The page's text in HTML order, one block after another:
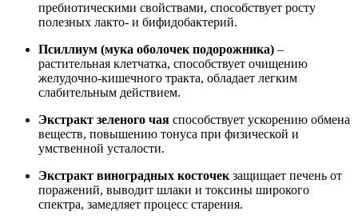
пребиотическими свойствами, способствует росту
полезных лакто- и бифидобактерий.
Псиллиум (мука оболочек подорожника) –
растительная клетчатка, способствует очищению
желудочно-кишечного тракта, обладает легким
слабительным действием.
Экстракт зеленого чая способствует ускорению обмена
веществ, повышению тонуса при физической и
умственной усталости.
Экстракт виноградных косточек защищает печень от
поражений, выводит шлаки и токсины широкого
спектра, замедляет процесс старения.